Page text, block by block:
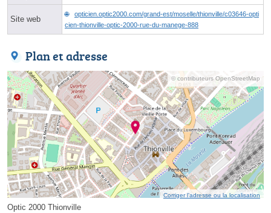
Site web
opticien.optic2000.com/grand-est/moselle/thionville/c03646-opti
cien-thionville-optic-2000-rue-du-manege-888
Plan et adresse
© contributeurs OpenStreetMap
Corriger l’adresse ou la localisation
Optic 2000 Thionville